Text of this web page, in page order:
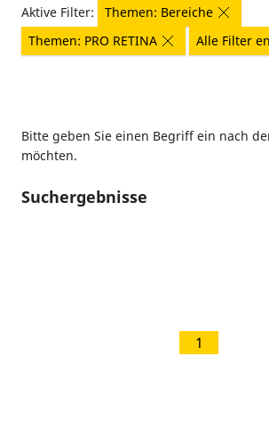
Aktive Filter:
Themen: Bereiche
Themen: PRO RETINA
Alle Filter
Bitte geben Sie einen Begriff ein nach
möchten.
Suchergebnisse
1